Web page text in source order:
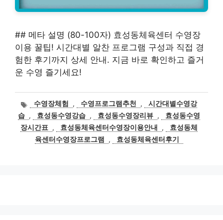
## 메타 설명 (80-100자) 효성동체육센터 수영장
이용 꿀팁! 시간대별 알찬 프로그램 구성과 직접 경
험한 후기까지 상세 안내. 지금 바로 확인하고 즐거
운 수영 즐기세요!
태수영장체험 , 수영프로그램추천 ,
시간대별수영강
습 , 효성동수영강습 , 효성동수영장리뷰 ,
효성동수영
장시간표
, 효성동체육센터수영장이용안내 ,
효성동체
육센터수영장프로그램
, 효성동체육센터후기